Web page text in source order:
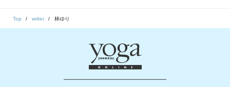
Top writer 林ゆり